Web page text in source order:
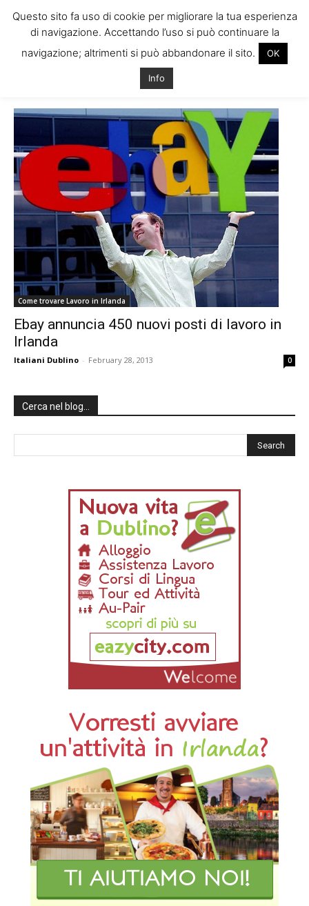
Tag: lavoro ebay dundalk
Come trovare Lavoro in Irlanda
Ebay annuncia 450 nuovi posti di lavoro in
Irlanda
Italiani Dublino - February 28, 2013 0
Cerca nel blog…
Questo sito fa uso di cookie per migliorare la tua esperienza
di navigazione. Accettando l’uso si può continuare la
navigazione; altrimenti si può abbandonare il sito.
OK
Info